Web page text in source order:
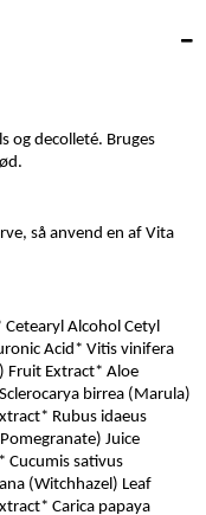
og decolleté. Bruges
så anvend en af Vita
Alcohol Cetyl
Acid* Vitis vinifera
Fruit Extract* Aloe
birrea (Marula)
Rubus idaeus
Juice
Cucumis sativus
(Witchhazel) Leaf
Carica papaya